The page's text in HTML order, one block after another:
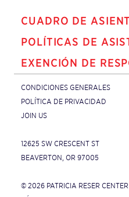
CUADRO DE
POLÍTICAS DE
EXENCIÓN DE
CONDICIONES GENERALES
POLÍTICA DE PRIVACIDAD
JOIN US
12625 SW CRESCENT ST
BEAVERTON, OR 97005
© 2026 PATRICIA RESER